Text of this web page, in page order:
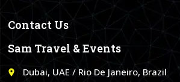
Contact Us
Sam Travel & Events
place Dubai, UAE / Rio De Janeiro, Brazil